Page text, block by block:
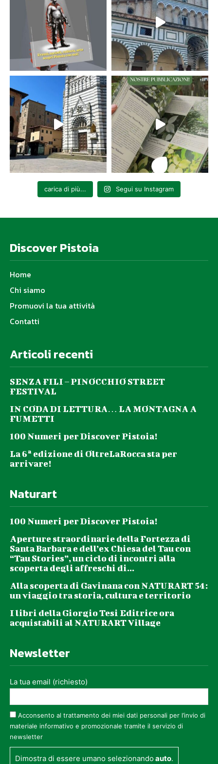
carica di più... Segui su Instagram
Discover Pistoia
Home
Chi siamo
Promuovi la tua attività
Contatti
Articoli recenti
SENZA FILI – PINOCCHIO STREET
FESTIVAL
IN CODA DI LETTURA… LA MONTAGNA A
FUMETTI
100 Numeri per Discover Pistoia!
La 6ª edizione di OltreLaRocca sta per
arrivare!
Naturart
100 Numeri per Discover Pistoia!
Aperture straordinarie della Fortezza di
Santa Barbara e dell’ex Chiesa del Tau con
“Tau Stories”, un ciclo di incontri alla
scoperta degli affreschi di...
Alla scoperta di Gavinana con NATURART 54:
un viaggio tra storia, cultura e territorio
I libri della Giorgio Tesi Editrice ora
acquistabili al NATURART Village
Newsletter
La tua email (richiesto)
Acconsento al trattamento dei miei dati personali per l’invio di
materiale informativo e promozionale tramite il servizio di
newsletter
Dimostra di essere umano selezionandoauto.